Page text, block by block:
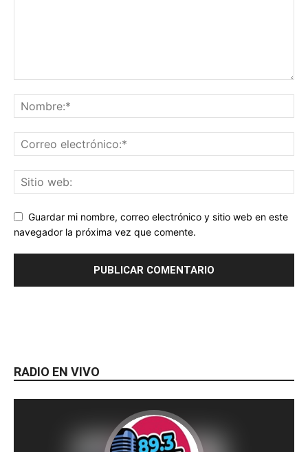
Guardar mi nombre, correo electrónico y sitio web en este
navegador la próxima vez que comente.
RADIO EN VIVO